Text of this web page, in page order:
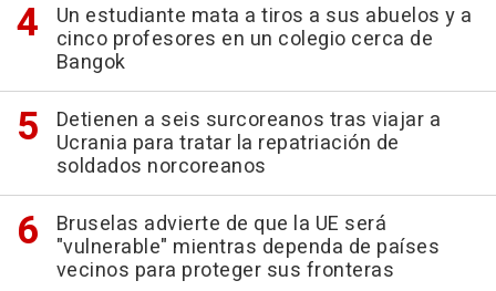
Un estudiante mata a tiros a sus abuelos y a
cinco profesores en un colegio cerca de
Bangok
Detienen a seis surcoreanos tras viajar a
Ucrania para tratar la repatriación de
soldados norcoreanos
Bruselas advierte de que la UE será
"vulnerable" mientras dependa de países
vecinos para proteger sus fronteras